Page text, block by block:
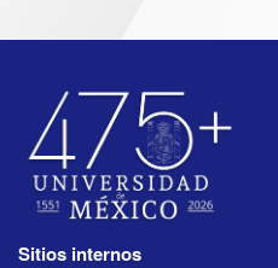
Sitios internos